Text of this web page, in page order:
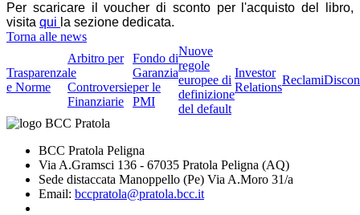
Per scaricare il voucher di sconto per l'acquisto del libro,
visita qui la sezione dedicata.
Torna alle news
Trasparenza
e Norme
Arbitro per
le
Controversie
Finanziarie
Fondo di
Garanzia
per le
PMI
Nuove
regole
europee di
definizione
del default
Investor
Relations
Reclami
BCC Pratola Peligna
Via A.Gramsci 136 - 67035 Pratola Peligna (AQ)
Sede distaccata Manoppello (Pe) Via A.Moro 31/a
Email: bccpratola@pratola.bcc.it